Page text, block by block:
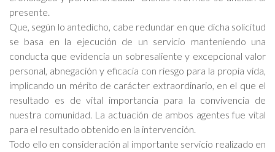
presente.
Que, según lo antedicho, cabe redundar en que dicha solicitud
se basa en la ejecución de un servicio manteniendo una
conducta que evidencia un sobresaliente y excepcional valor
personal, abnegación y eficacia con riesgo para la propia vida,
implicando un mérito de carácter extraordinario, en el que el
resultado es de vital importancia para la convivencia de
nuestra comunidad. La actuación de ambos agentes fue vital
para el resultado obtenido en la intervención.
Todo ello en consideración al importante servicio realizado en